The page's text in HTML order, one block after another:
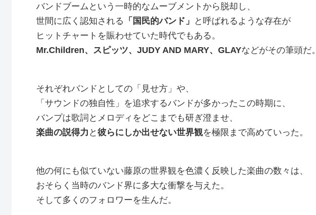
バンドブームという一時的なムーブメントから脱却し、
世間に広く認知される 「国民的バンド」
と呼ばれるような存在が
ヒットチャートを賑わせていた時代でもある。
Mr.Children、スピッツ、JUDY AND MARY、GLAYなどがその筆頭だ。
それぞれバンドとしての「見せ方」や、
「サウンドの独自性」を追求するバンドが多かったこの時期に、
バンプは歌詞とメロディをどこまでも研ぎ澄ませ、
楽曲の説得力 と 彼らにしか出せない世界観を極限まで高めていった。
他の何にも似ていない藤原の世界観を色濃く反映した楽曲の数々は、
おそらく当時のバンド界に多大な衝撃を与えた。
そして多くのフォロワーを生んだ。